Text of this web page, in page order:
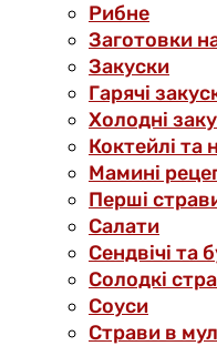
Рибне
Заготовки
Закуски
Гарячі
Холодні
Коктейлі та
Мамині
Перші
Салати
Сендвічі та
Солодкі
Соуси
Страви в